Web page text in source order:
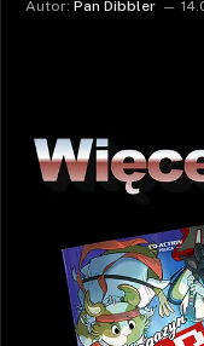
Autor: Pan Dibbler